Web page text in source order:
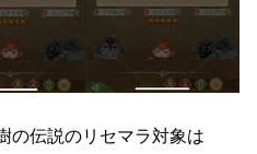
の伝説のリセマラ対象は